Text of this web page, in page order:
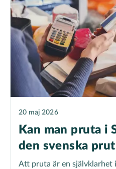
20 maj 2026
Kan man pruta i
den svenska
Att pruta är en självklarhet i